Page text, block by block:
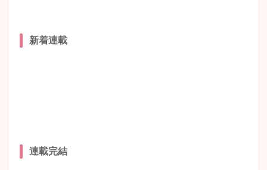
新着連載
連載完結